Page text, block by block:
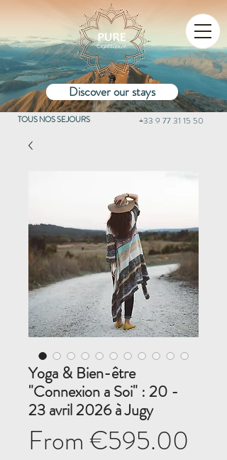
Discover our stays
+33 9 77 31 15 50
TOUS NOS SEJOURS
Yoga & Bien-être
"Connexion a Soi" : 20 -
23 avril 2026 à Jugy
From€595.00